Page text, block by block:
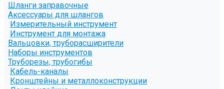
Шланги заправочные
Аксессуары для шлангов
Измерительный инструмент
Инструмент для монтажа
Вальцовки, труборасширители
Наборы инструментов
Труборезы, трубогибы
Кабель-каналы
Кронштейны и металлоконструкции